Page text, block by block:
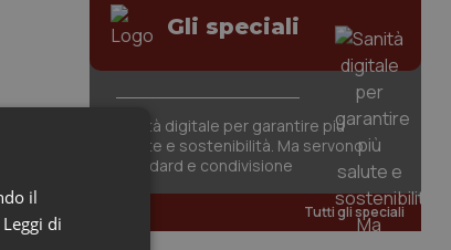
Gli speciali
Sanità digitale per garantire più
salute e sostenibilità. Ma servono
standard e condivisione
Tutti gli speciali
il
Leggi di